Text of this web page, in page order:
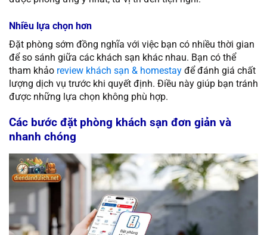
Nhiều lựa chọn hơn
Đặt phòng sớm đồng nghĩa với việc bạn có nhiều thời gian
để so sánh giữa các khách sạn khác nhau. Bạn có thể
tham khảo review khách sạn & homestay để đánh giá chất
lượng dịch vụ trước khi quyết định. Điều này giúp bạn tránh
được những lựa chọn không phù hợp.
Các bước đặt phòng khách sạn đơn giản và
nhanh chóng